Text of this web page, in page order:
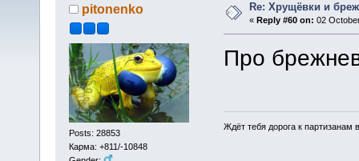
pitonenko
Posts: 28853
Карма: +811/-10848
Re: Хрущёвки и
«Reply #60 on: 02
Про
Ждёт тебя дорога к партизанам